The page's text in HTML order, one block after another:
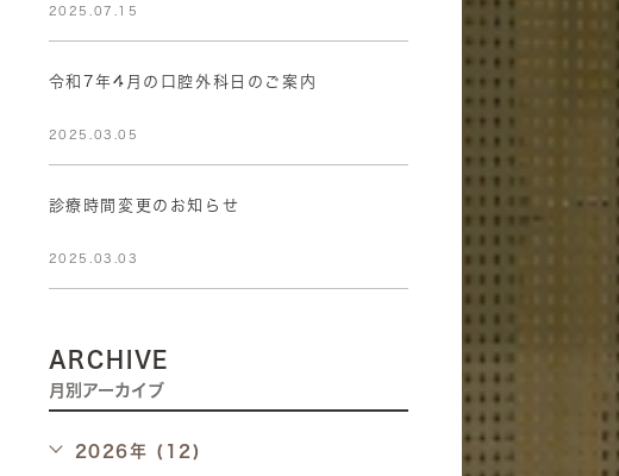
2025.07.15
令和7年4月の口腔外科日のご案内
2025.03.05
診療時間変更のお知らせ
2025.03.03
ARCHIVE
月別アーカイブ
2026年 (12)